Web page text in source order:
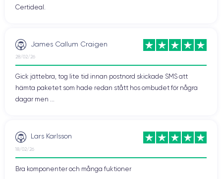
Certideal.
James Callum Craigen
28/02/26
Gick jättebra, tog lite tid innan postnord skickade SMS att
hämta paketet som hade redan stått hos ombudet för några
dagar men ...
Lars Karlsson
18/02/26
Bra komponenter och många fuktioner